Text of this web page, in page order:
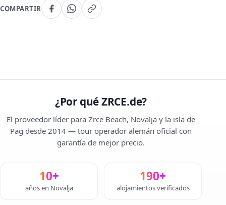
COMPARTIR
¿Por qué ZRCE.de?
El proveedor líder para Zrce Beach, Novalja y la isla de
Pag desde 2014 — tour operador alemán oficial con
garantía de mejor precio.
10+
años en Novalja
190+
alojamientos verificados